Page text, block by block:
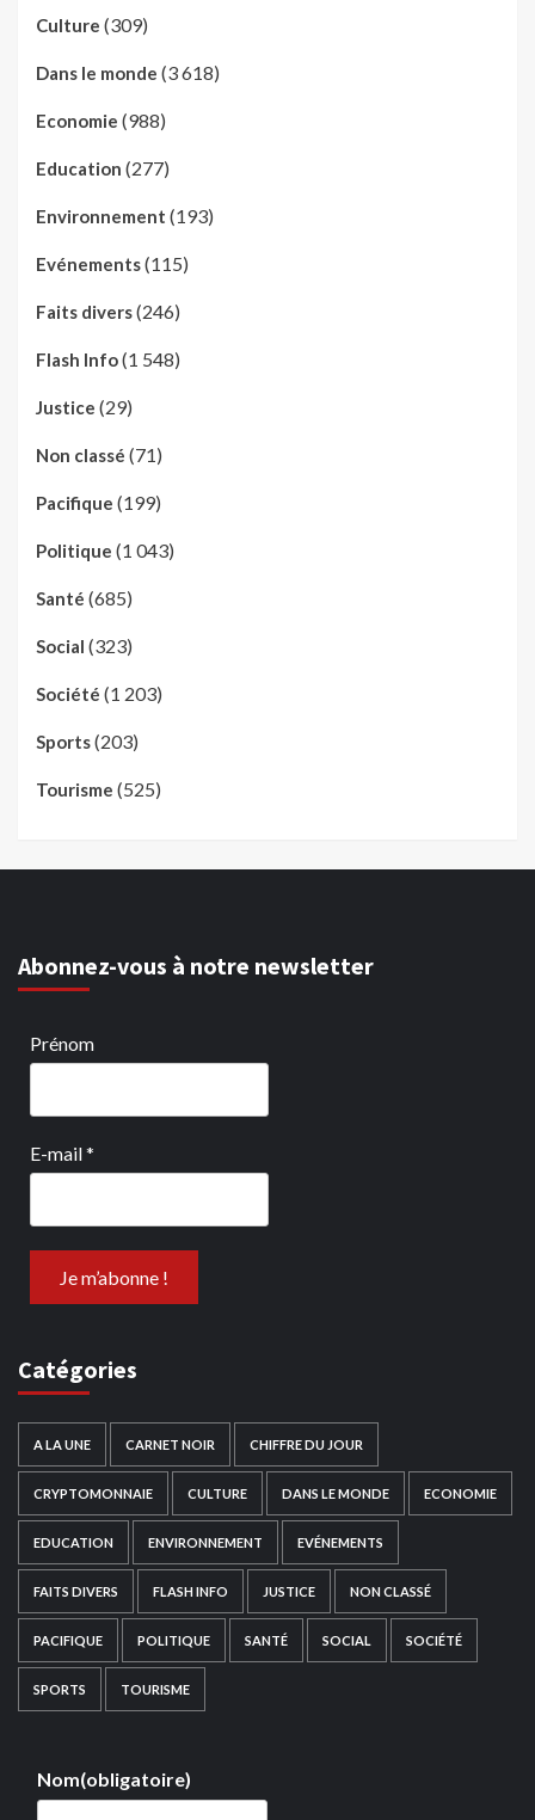
Culture (309)
Dans le monde (3 618)
Economie (988)
Education (277)
Environnement (193)
Evénements(115)
Faits divers(246)
Flash Info(1 548)
Justice (29)
Non classé (71)
Pacifique (199)
Politique (1 043)
Santé (685)
Social (323)
Société (1 203)
Sports(203)
Tourisme (525)
Abonnez-vous à notre newsletter
Prénom
E-mail*
Catégories
A LA UNE CARNET NOIR CHIFFRE DU JOUR
CRYPTOMONNAIE CULTURE DANS LE MONDE ECONOMIE
EDUCATION ENVIRONNEMENT EVÉNEMENTS
FAITS DIVERS FLASH INFO JUSTICE NON CLASSÉ
PACIFIQUE POLITIQUE SANTÉ SOCIAL SOCIÉTÉ
SPORTS TOURISME
Nom(obligatoire)